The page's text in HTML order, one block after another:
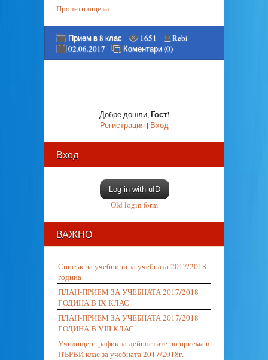
Прочети още ›››
Прием в 8 клас 1651
Rebi
02.06.2017
Коментари (0)
Добре дошли,Гост!
Регистрация| Вход
Вход
Log in with uID
Old login form
ВАЖНО
Списък на учебници за учебната 2017/2018
година
ПЛАН-ПРИЕМ ЗА УЧЕБНАТА 2017/2018
ГОДИНА В IX КЛАС
ПЛАН-ПРИЕМ ЗА УЧЕБНАТА 2017/2018
ГОДИНА В VIII КЛАС
Училищен график за дейностите по приема в
ПЪРВИ клас за учебната 2017/2018г.